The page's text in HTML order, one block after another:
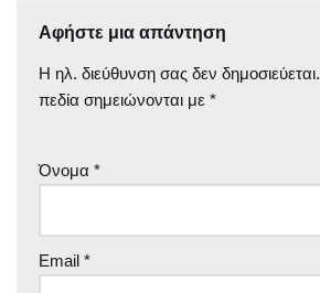
Αφήστε μια απάντηση
Η ηλ. διεύθυνση σας δεν δημοσιεύεται.
πεδία σημειώνονται με *
Όνομα *
Email *